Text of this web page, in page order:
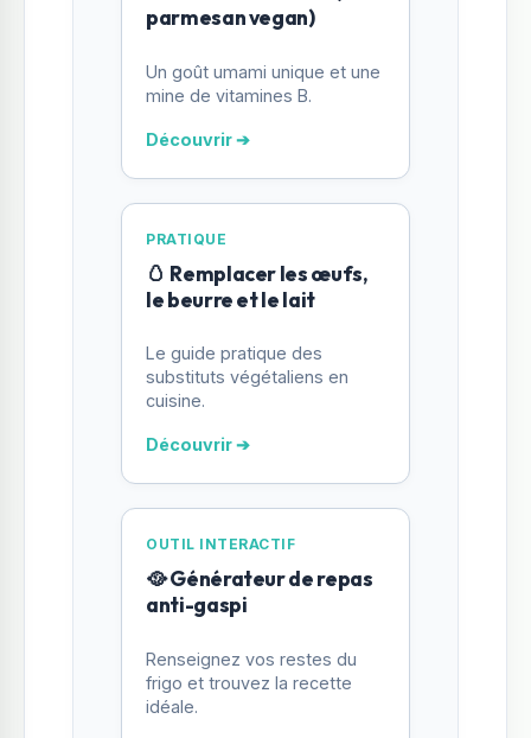
parmesan vegan)
Un goût umami unique et une
mine de vitamines B.
Découvrir ➔
PRATIQUE
🥚 Remplacer les œufs,
le beurre et le lait
Le guide pratique des
substituts végétaliens en
cuisine.
Découvrir ➔
OUTIL INTERACTIF
🥘 Générateur de repas
anti-gaspi
Renseignez vos restes du
frigo et trouvez la recette
idéale.